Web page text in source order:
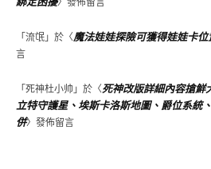
「流氓」於〈魔法娃娃探險可獲得娃娃卡
言
「死神杜小帅」於〈死神改版詳細內容搶鮮
立特守護星、埃斯卡洛斯地圖、爵位系統
併〉發佈留言